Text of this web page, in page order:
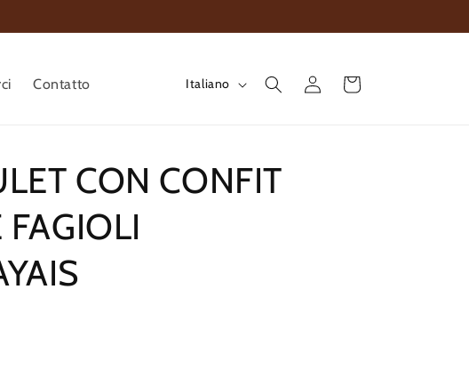
Contatto
g
u
Italiano Accedi Carrello
CON CONFIT